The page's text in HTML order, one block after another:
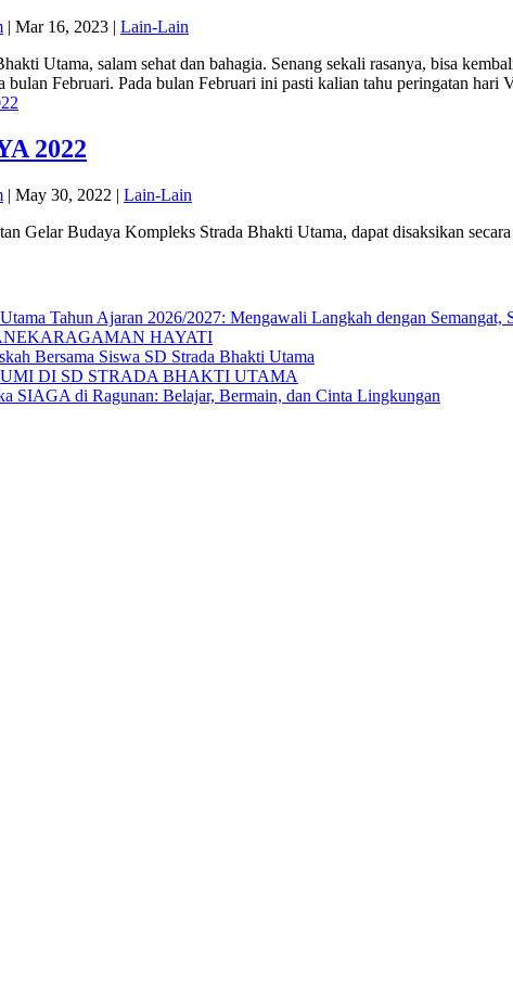
| Mar 16, 2023 | Lain-Lain
Utama, salam sehat dan bahagia. Senang sekali rasanya, bisa
bulan Februari. Pada bulan Februari ini pasti kalian tahu peringatan hari
2022
| May 30, 2022 | Lain-Lain
Gelar Budaya Kompleks Strada Bhakti Utama, dapat disaksikan
Tahun Ajaran 2026/2027: Mengawali Langkah dengan Semangat,
HAYATI
Bersama Siswa SD Strada Bhakti Utama
DI SD STRADA BHAKTI UTAMA
SIAGA di Ragunan: Belajar, Bermain, dan Cinta Lingkungan